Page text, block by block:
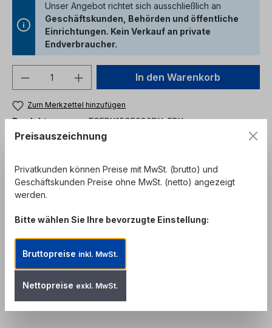
Unser Angebot richtet sich ausschließlich an
Geschäftskunden, Behörden und öffentliche
Einrichtungen. Kein Verkauf an private
Endverbraucher.
Produkt Anzahl: Gib denIn den Warenkorb
Zum Merkzettel hinzufügen
Produktnummer:TSFPX15GE080DX-FBX
Beschreibung
SFP Dual fiber (Duplex) Gigabit Ethernet 1000Base-
Hochleistungs Transceivermodul…Mehr
Bewertungen
Preisauszeichnung
Privatkunden können Preise mit MwSt. (brutto) und
Geschäftskunden Preise ohne MwSt. (netto) angezeigt
werden.
Bitte wählen Sie Ihre bevorzugte Einstellung:
Bruttopreise inkl. MwSt.
Nettopreise exkl. MwSt.